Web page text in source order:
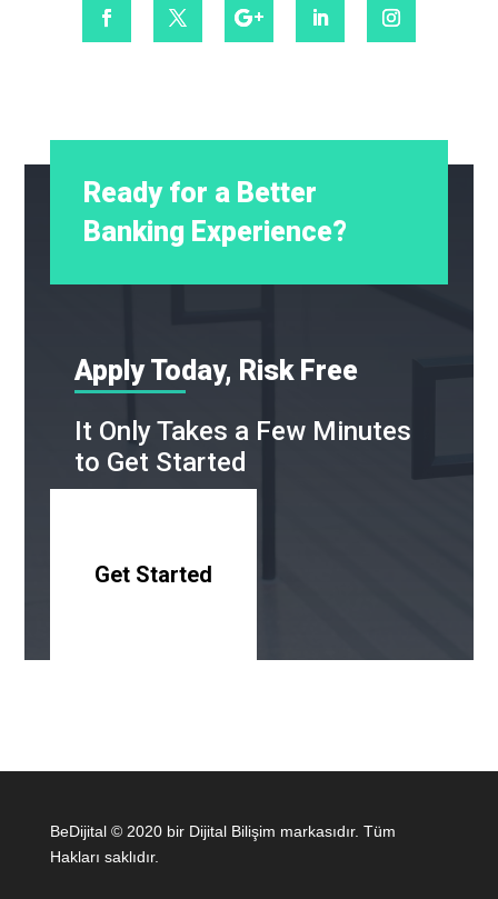
Ready for a Better
Banking Experience?
Apply Today, Risk Free
It Only Takes a Few Minutes
to Get Started
Get Started
BeDijital © 2020 bir Dijital Bilişim markasıdır. Tüm
Hakları saklıdır.